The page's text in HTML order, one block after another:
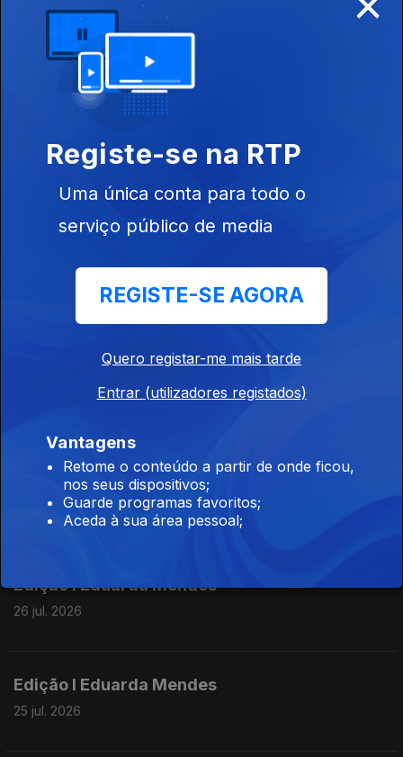
Edição | Lília Almeida
Edição | Lília Almeida
30 jul. 2026
Edição | Lília Almeida
Edição | Lília Almeida
Edição | Lília Almeida
27 jul. 2026
Edição I Eduarda Mendes
26 jul. 2026
Edição I Eduarda Mendes
25 jul. 2026
Registe-se na RTP
Uma única conta para todo o
serviço público de media
REGISTE-SE AGORA
Quero registar-me mais tarde
Entrar (utilizadores registados)
Vantagens
Retome o conteúdo a partir de onde ficou,
nos seus dispositivos;
Guarde programas favoritos;
Aceda à sua área pessoal;